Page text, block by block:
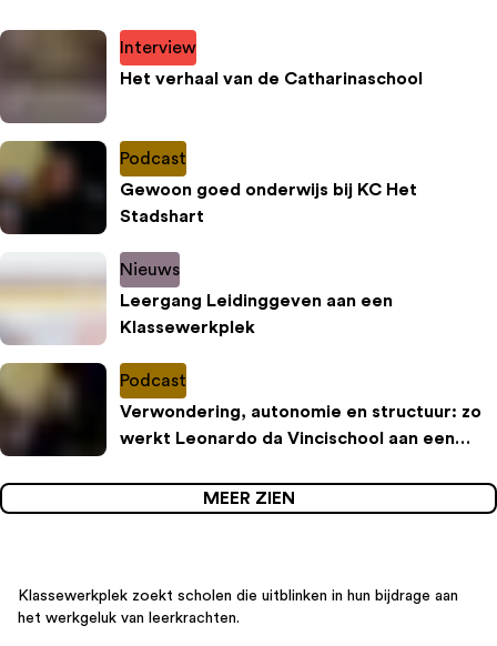
Interview
Het verhaal van de Catharinaschool
Podcast
Gewoon goed onderwijs bij KC Het
Stadshart
Nieuws
Leergang Leidinggeven aan een
Klassewerkplek
Podcast
Verwondering, autonomie en structuur: zo
werkt Leonardo da Vincischool aan een
MEER ZIEN
Klassewerkplek zoekt scholen die uitblinken in hun bijdrage aan
het werkgeluk van leerkrachten.